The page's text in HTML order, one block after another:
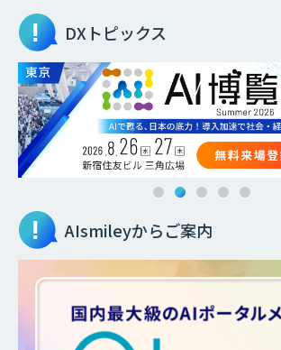
DXトピックス
AIsmileyからご案内